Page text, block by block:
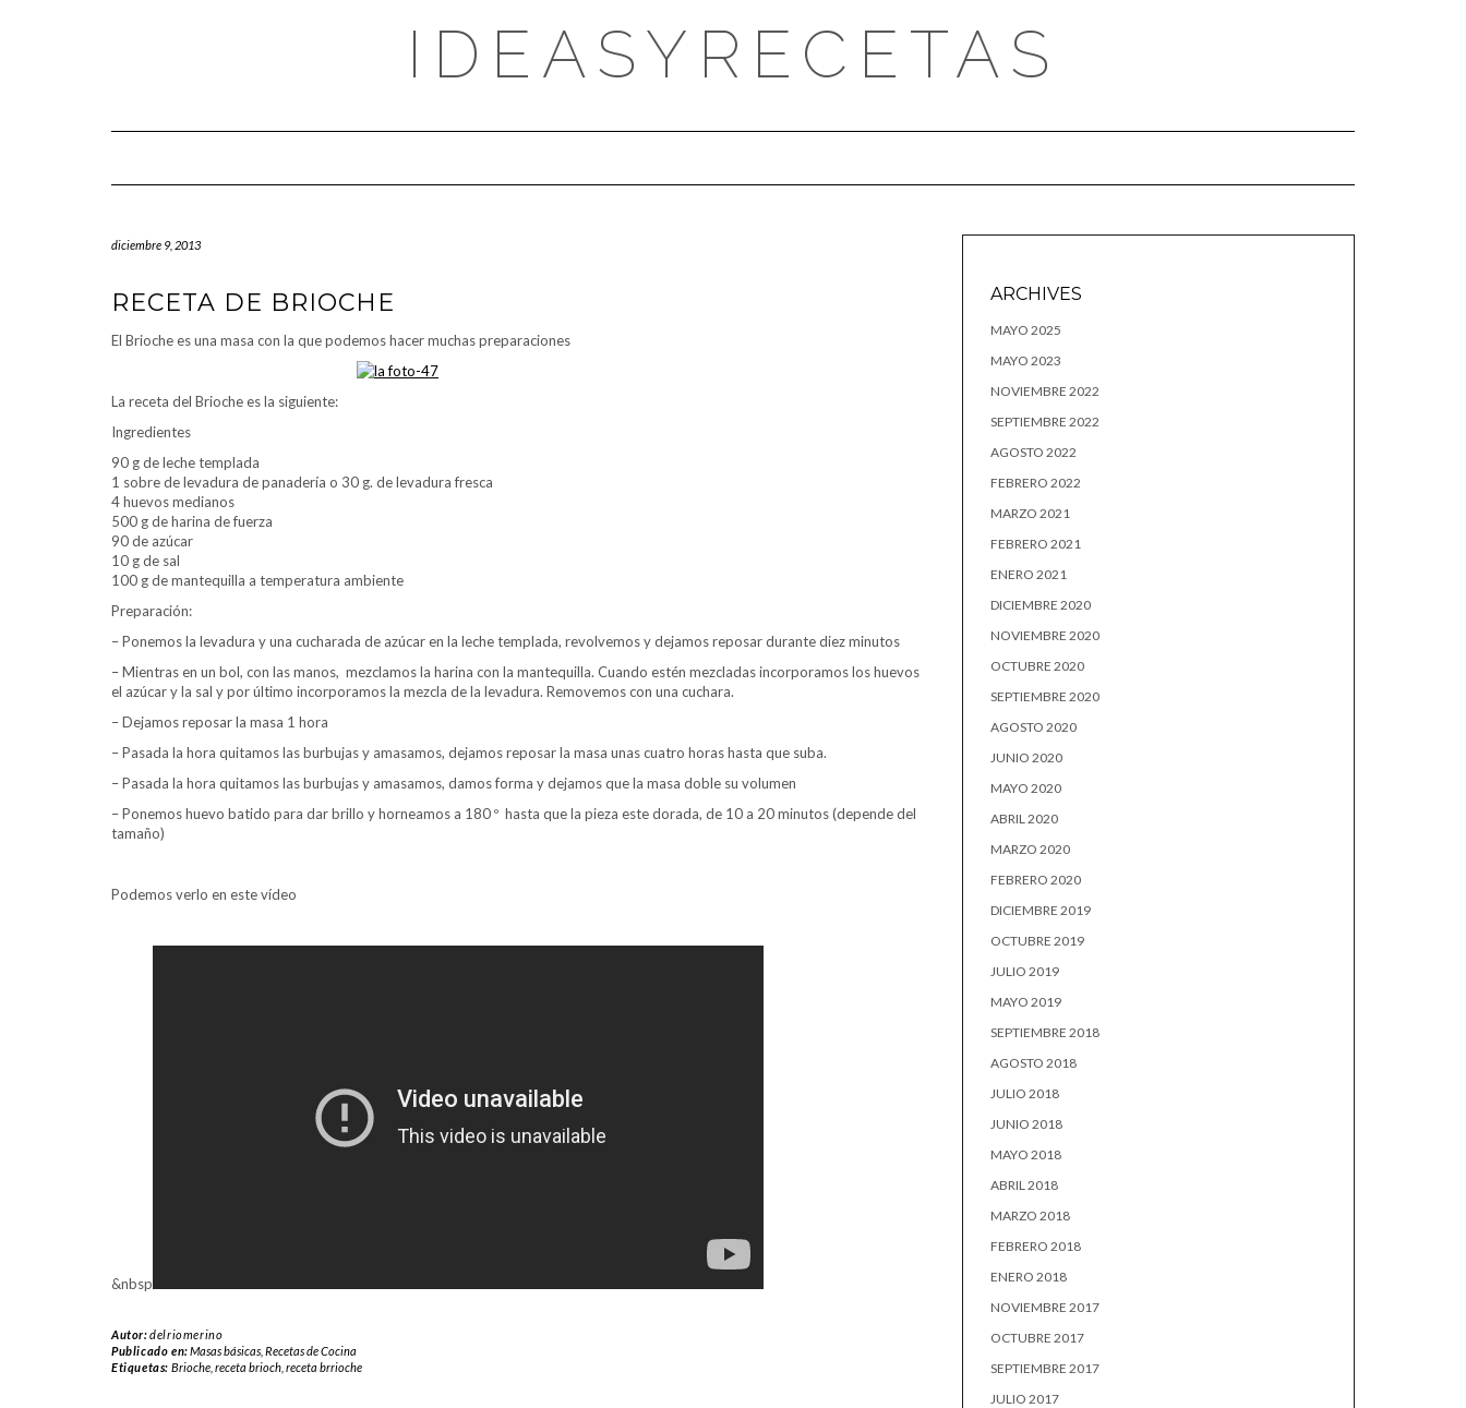
IDEASYRECETAS
diciembre 9, 2013
RECETA DE BRIOCHE
El Brioche es una masa con la que podemos hacer muchas preparaciones
La receta del Brioche es la siguiente:
Ingredientes
90 g de leche templada
1 sobre de levadura de panadería o 30 g. de levadura fresca
4 huevos medianos
500 g de harina de fuerza
90 de azúcar
10 g de sal
100 g de mantequilla a temperatura ambiente
Preparación:
– Ponemos la levadura y una cucharada de azúcar en la leche templada, revolvemos y dejamos reposar durante diez minutos
– Mientras en un bol, con las manos, mezclamos la harina con la mantequilla. Cuando estén mezcladas incorporamos los huevos
el azúcar y la sal y por último incorporamos la mezcla de la levadura. Removemos con una cuchara.
– Dejamos reposar la masa 1 hora
– Pasada la hora quitamos las burbujas y amasamos, dejamos reposar la masa unas cuatro horas hasta que suba.
– Pasada la hora quitamos las burbujas y amasamos, damos forma y dejamos que la masa doble su volumen
– Ponemos huevo batido para dar brillo y horneamos a 180 º hasta que la pieza este dorada, de 10 a 20 minutos (depende del
tamaño)
Podemos verlo en este vídeo
&nbsp
Autor:delriomerino
Publicado en:Masas básicas ,Recetas de Cocina
Etiquetas: Brioche, receta brioch, receta brrioche
ARCHIVES
MAYO 2025
MAYO 2023
NOVIEMBRE 2022
SEPTIEMBRE 2022
AGOSTO 2022
FEBRERO 2022
MARZO 2021
FEBRERO 2021
ENERO 2021
DICIEMBRE 2020
NOVIEMBRE 2020
OCTUBRE 2020
SEPTIEMBRE 2020
AGOSTO 2020
JUNIO 2020
MAYO 2020
ABRIL 2020
MARZO 2020
FEBRERO 2020
DICIEMBRE 2019
OCTUBRE 2019
JULIO 2019
MAYO 2019
SEPTIEMBRE 2018
AGOSTO 2018
JULIO 2018
JUNIO 2018
MAYO 2018
ABRIL 2018
MARZO 2018
FEBRERO 2018
ENERO 2018
NOVIEMBRE 2017
OCTUBRE 2017
SEPTIEMBRE 2017
JULIO 2017